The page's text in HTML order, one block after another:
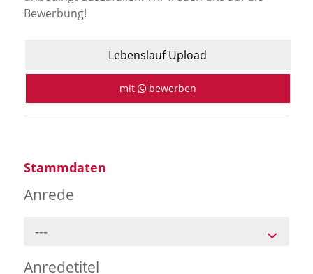
Presse und Medien
Presse
News Archiv
Bewerbung!
Lebenslauf Upload
mit bewerben
Stammdaten
Anrede
---
Anredetitel